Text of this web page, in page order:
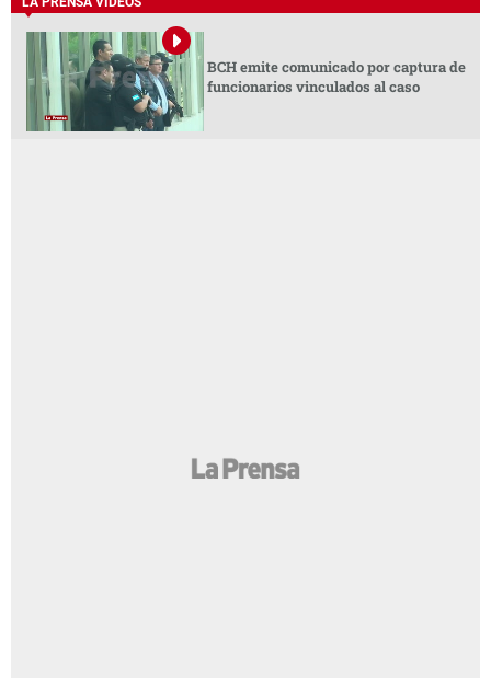
BCH emite comunicado por captura de
funcionarios vinculados al caso